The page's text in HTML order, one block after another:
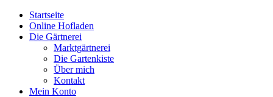
Startseite
Online Hofladen
Die Gärtnerei
Marktgärtnerei
Die Gartenkiste
Über mich
Kontakt
Mein Konto